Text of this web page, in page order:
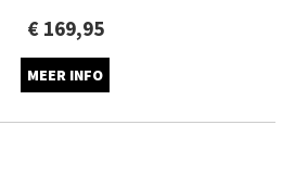
€ 169,95
MEER INFO